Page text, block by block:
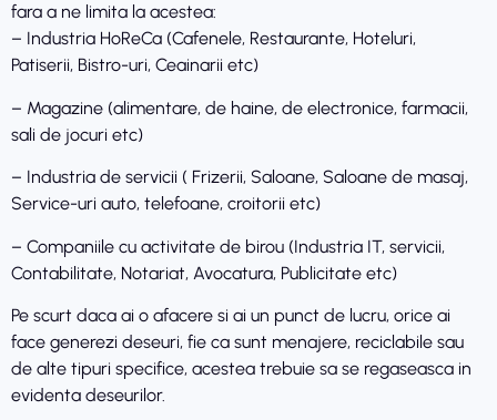
fara a ne limita la acestea:
– Industria HoReCa (Cafenele, Restaurante, Hoteluri,
Patiserii, Bistro-uri, Ceainarii etc)
– Magazine (alimentare, de haine, de electronice, farmacii,
sali de jocuri etc)
– Industria de servicii ( Frizerii, Saloane, Saloane de masaj,
Service-uri auto, telefoane, croitorii etc)
– Companiile cu activitate de birou (Industria IT, servicii,
Contabilitate, Notariat, Avocatura, Publicitate etc)
Pe scurt daca ai o afacere si ai un punct de lucru, orice ai
face generezi deseuri, fie ca sunt menajere, reciclabile sau
de alte tipuri specifice, acestea trebuie sa se regaseasca in
evidenta deseurilor.